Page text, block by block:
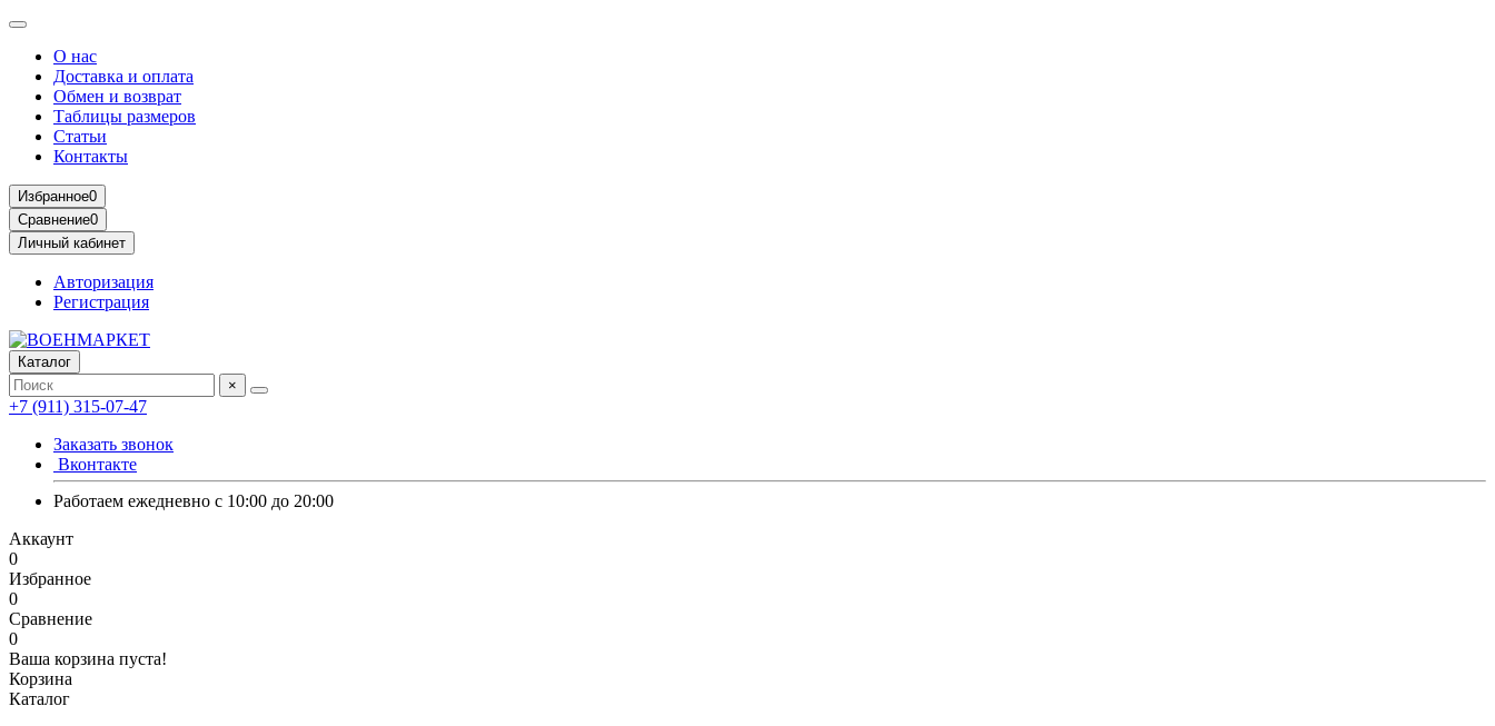
О нас
Доставка и оплата
Обмен и возврат
Таблицы размеров
Статьи
Контакты
Избранное0
Сравнение0
Личный кабинет
Авторизация
Регистрация
Каталог
×
+7 (911) 315-07-47
Заказать звонок
Вконтакте
Работаем ежедневно с 10:00 до 20:00
Аккаунт
0
Избранное
0
Сравнение
0
Ваша корзина пуста!
Корзина
Каталог